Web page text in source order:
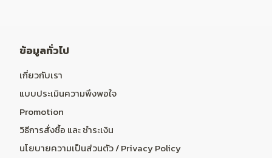
ข้อมูลทั่วไป
เกี่ยวกับเรา
แบบประเมินความพึงพอใจ
Promotion
วิธีการสั่งซื้อ และ ชำระเงิน
นโยบายความเป็นส่วนตัว / Privacy Policy